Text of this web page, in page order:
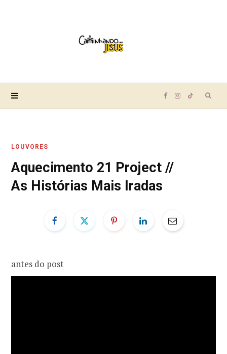
F
e
o
k
I
g
a
T
LOUVORES
Aquecimento 21 Project //
As Histórias Mais Iradas
antes do post